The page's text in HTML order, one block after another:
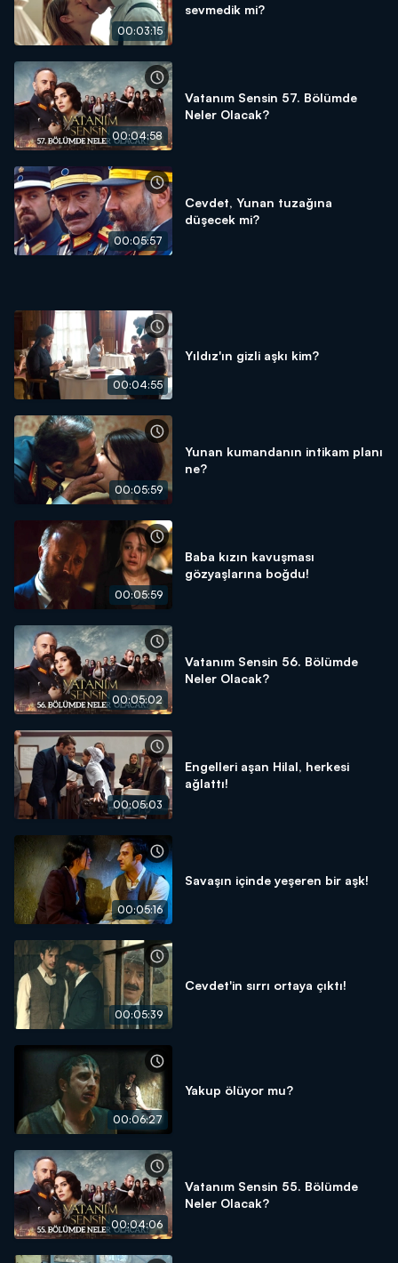
00:03:15
sevmedik mi?
00:04:58
Vatanım Sensin 57. Bölümde
Neler Olacak?
00:05:57
Cevdet, Yunan tuzağına
düşecek mi?
00:04:55
Yıldız'ın gizli aşkı kim?
00:05:59
Yunan kumandanın intikam planı
ne?
00:05:59
Baba kızın kavuşması
gözyaşlarına boğdu!
00:05:02
Vatanım Sensin 56. Bölümde
Neler Olacak?
00:05:03
Engelleri aşan Hilal, herkesi
ağlattı!
00:05:16
Savaşın içinde yeşeren bir aşk!
00:05:39
Cevdet'in sırrı ortaya çıktı!
00:06:27
Yakup ölüyor mu?
00:04:06
Vatanım Sensin 55. Bölümde
Neler Olacak?